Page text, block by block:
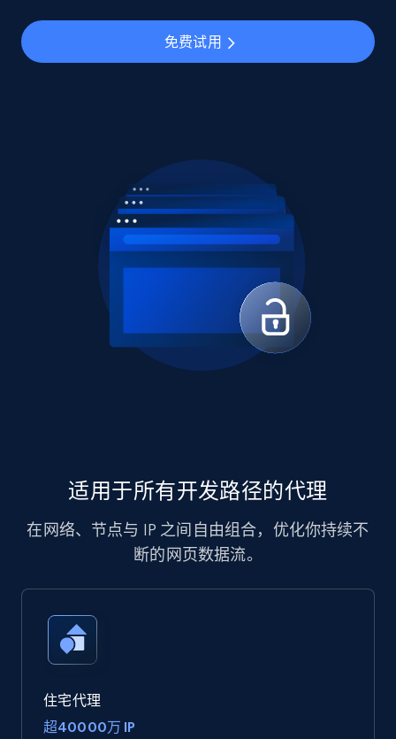
免费试用
适用于所有开发路径的代理
在网络、节点与 IP 之间自由组合，优化你持续不
断的网页数据流。
住宅代理
超40000万 IP